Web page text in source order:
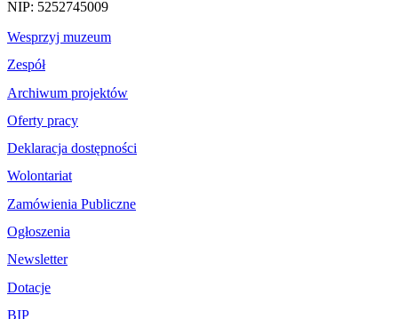
NIP: 5252745009
Wesprzyj muzeum
Zespół
Archiwum projektów
Oferty pracy
Deklaracja dostępności
Wolontariat
Zamówienia Publiczne
Ogłoszenia
Newsletter
Dotacje
BIP